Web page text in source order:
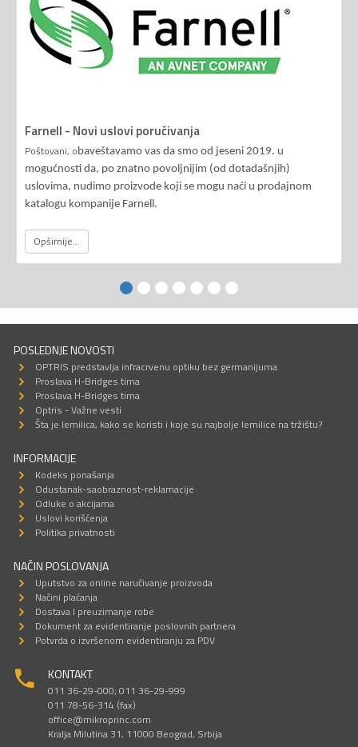
Farnell - Novi uslovi poručivanja
Poštovani, o baveštavamo vas da smo od jeseni 2019. u
mogućnosti da, po znatno povoljnijim (od dotadašnjih)
uslovima, nudimo proizvode koji se mogu naći u prodajnom
katalogu kompanije Farnell.
Opširnije...
POSLEDNJE NOVOSTI
OPTRIS predstavlja infracrvenu optiku bez germanijuma
Proslava H-Bridges tima
Proslava H-Bridges tima
Optris - Važne vesti
Šta je lemilica, kako se koristi i koje su najbolje lemilice na tržištu?
INFORMACIJE
Kodeks ponašanja
Odustanak-saobraznost-reklamacije
Odluke o akcijama
Uslovi korišćenja
Politika privatnosti
NAČIN POSLOVANJA
Uputstvo za online naručivanje proizvoda
Načini plaćanja
Dostava I preuzimanje robe
Dokument za evidentiranje poslovnih partnera
Potvrda o izvršenom evidentiranju za PDV
KONTAKT
011 36-29-000; 011 36-29-999
011 78-56-314 (fax)
office@mikroprinc.com
Kralja Milutina 31, 11000 Beograd, Srbija